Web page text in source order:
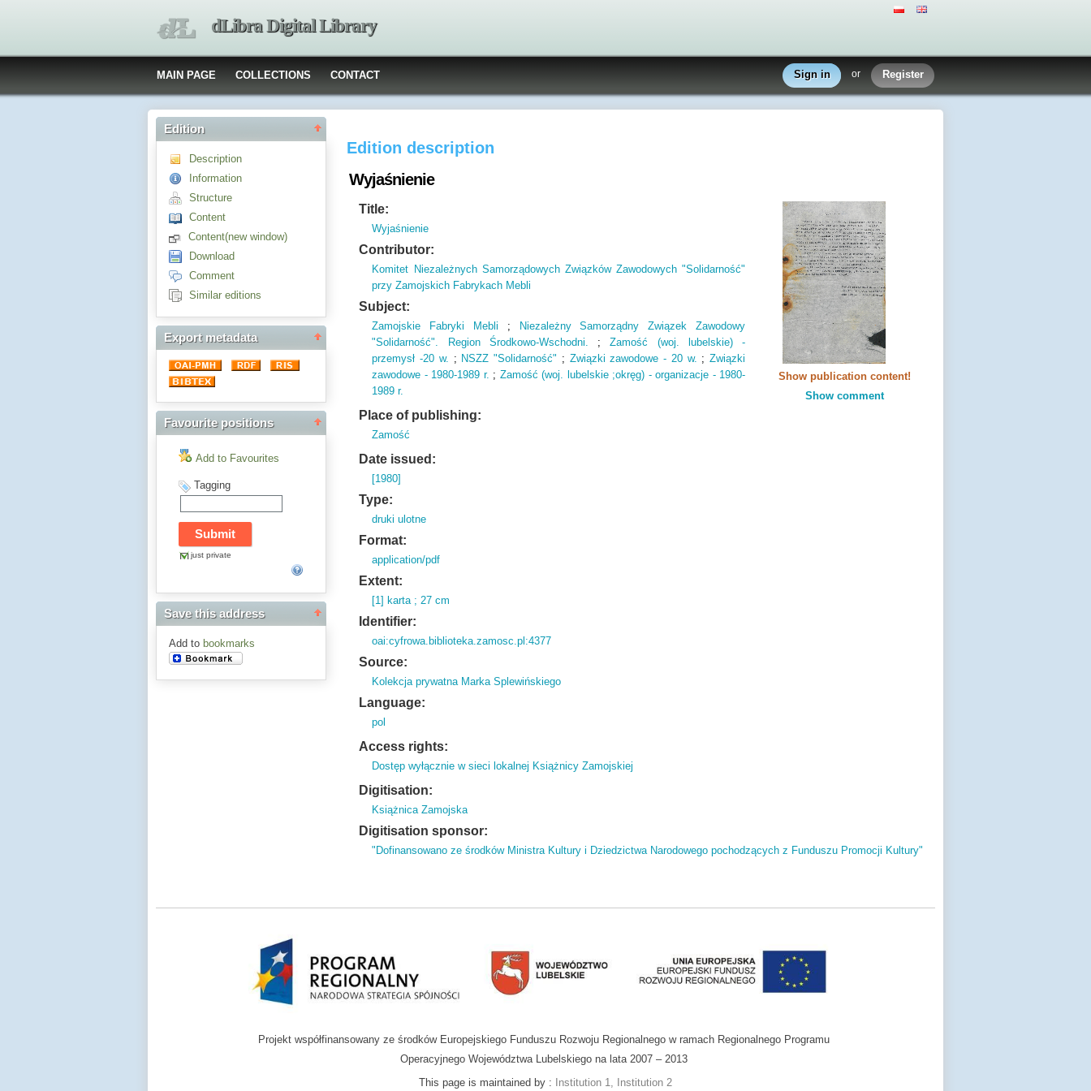
dLibra Digital Library
MAIN PAGE COLLECTIONS CONTACT Sign in or Register
Edition
Description
Information
Structure
Content
Content(new window)
Download
Comment
Similar editions
Export metadata
Favourite positions
Add to Favourites
Tagging
just private
Save this address
Add to bookmarks
Edition description
Wyjaśnienie
Show publication content!
Show comment
Title:
Wyjaśnienie
Contributor:
Komitet Niezależnych Samorządowych Związków Zawodowych "Solidarność"
przy Zamojskich Fabrykach Mebli
Subject:
Zamojskie Fabryki Mebli ;
Niezależny Samorządny Związek Zawodowy
"Solidarność". Region Środkowo-Wschodni. ;Zamość (woj. lubelskie) -
przemysł -20 w. ; NSZZ "Solidarność" ; Związki zawodowe - 20 w. ;Związki
zawodowe - 1980-1989 r. ; Zamość (woj. lubelskie ;okręg) - organizacje - 1980-
1989 r.
Place of publishing:
Zamość
Date issued:
[1980]
Type:
druki ulotne
Format:
application/pdf
Extent:
[1] karta ; 27 cm
Identifier:
oai:cyfrowa.biblioteka.zamosc.pl:4377
Source:
Kolekcja prywatna Marka Splewińskiego
Language:
pol
Access rights:
Dostęp wyłącznie w sieci lokalnej Książnicy Zamojskiej
Digitisation:
Książnica Zamojska
Digitisation sponsor:
"Dofinansowano ze środków Ministra Kultury i Dziedzictwa Narodowego pochodzących z Funduszu Promocji Kultury"
Projekt współfinansowany ze środków Europejskiego Funduszu Rozwoju Regionalnego w ramach Regionalnego Programu
Operacyjnego Województwa Lubelskiego na lata 2007 – 2013
This page is maintained by : Institution 1, Institution 2